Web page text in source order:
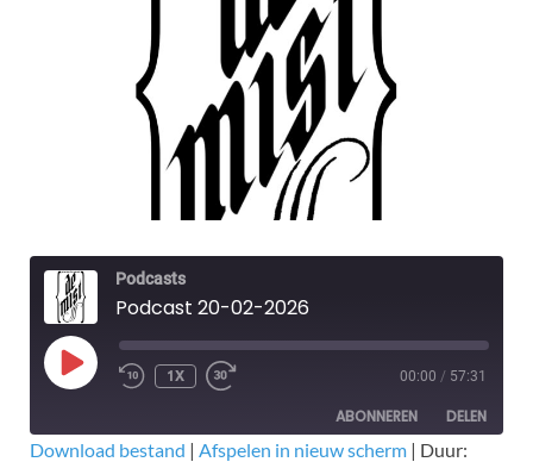
Podcasts
Podcast 20-02-2026
1X 00:00 / 57:31
ABONNEREN DELEN
Download bestand | Afspelen in nieuw scherm | Duur: